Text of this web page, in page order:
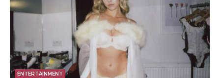
ENTERTAINMENT